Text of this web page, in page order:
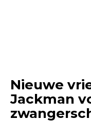
Nieuwe
Jackman